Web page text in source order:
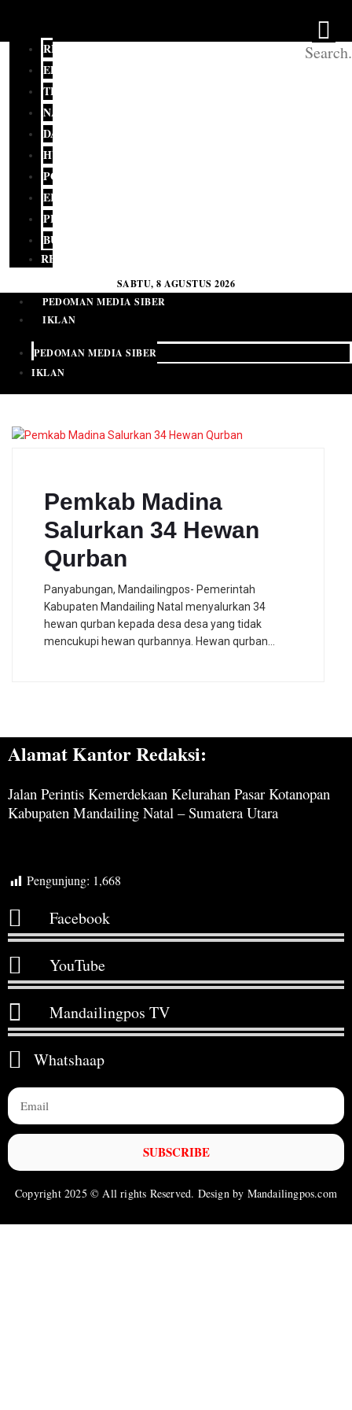
REDAKSI
EDITORIAL
TERKINI
NASIONAL
DAERAH
HUKUM
POLITIK
EKONOMI
PENDIDIKAN
BUDAYA
RELIGI
SABTU, 8 AGUSTUS 2026
PEDOMAN MEDIA SIBER
IKLAN
PEDOMAN MEDIA SIBER
IKLAN
Pemkab Madina
Salurkan 34 Hewan
Qurban
Panyabungan, Mandailingpos- Pemerintah
Kabupaten Mandailing Natal menyalurkan 34
hewan qurban kepada desa desa yang tidak
mencukupi hewan qurbannya. Hewan qurban…
Alamat Kantor Redaksi:
Jalan Perintis Kemerdekaan Kelurahan Pasar Kotanopan
Kabupaten Mandailing Natal – Sumatera Utara
Pengunjung: 1,668
Facebook
YouTube
Mandailingpos TV
Whatshaap
SUBSCRIBE
Copyright 2025 © All rights Reserved. Design by Mandailingpos.com